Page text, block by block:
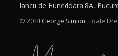
Iancu de Hunedoara 8A,
© 2024George Simion. Toate